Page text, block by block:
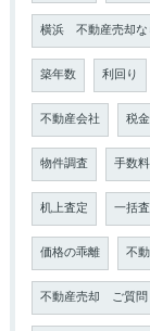
横浜 不動産売却な
築年数 利回り
不動産会社 税
物件調査 手数料
机上査定 一括
価格の乖離 不
不動産売却 ご質問